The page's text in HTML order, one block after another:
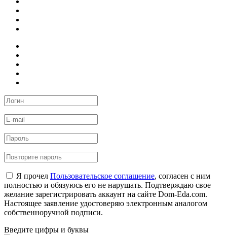
Я прочел Пользовательское соглашение, согласен с ним
полностью и обязуюсь его не нарушать. Подтверждаю свое
желание зарегистрировать аккаунт на сайте Dom-Eda.com.
Настоящее заявление удостоверяю электронным аналогом
собственноручной подписи.
Введите цифры и буквы